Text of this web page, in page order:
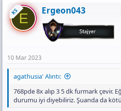
KSE Ergeon043
10 Mar 2023
agathusia' Alıntı:
768pde 8x alıp 3 5 dk furmark çevir.
durumu iyi diyebiliriz. Şuanda da